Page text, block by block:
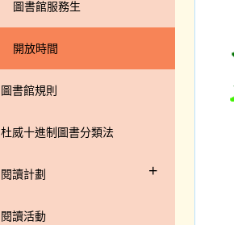
圖書館服務生
開放時間
圖書館規則
杜威十進制圖書分類法
閱讀計劃 +
閱讀活動